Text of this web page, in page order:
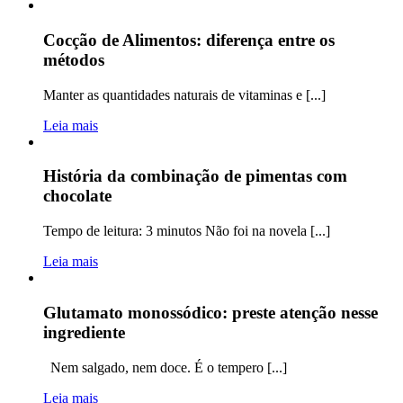
Cocção de Alimentos: diferença entre os
métodos
Manter as quantidades naturais de vitaminas e [...]
Leia mais
História da combinação de pimentas com
chocolate
Tempo de leitura: 3 minutos Não foi na novela [...]
Leia mais
Glutamato monossódico: preste atenção nesse
ingrediente
Nem salgado, nem doce. É o tempero [...]
Leia mais